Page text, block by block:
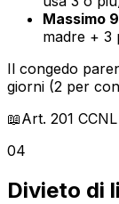
Massimo
madre + 3
Il congedo
giorni (2 per
📖Art. 201
04
Divieto di